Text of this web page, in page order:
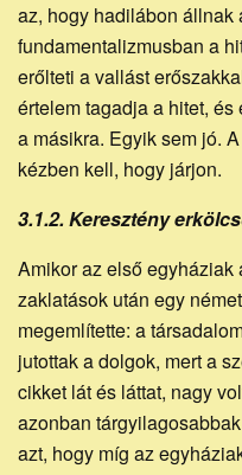
az, hogy hadilábon állnak
fundamentalizmusban a
erőlteti a vallást
értelem tagadja a hitet,
a másikra. Egyik sem jó.
kézben kell, hogy járjon.
3.1.2. Keresztény
Amikor az első
zaklatások után egy
megemlítette: a
jutottak a dolgok, mert a
cikket lát és láttat, nagy
azonban
azt, hogy míg az